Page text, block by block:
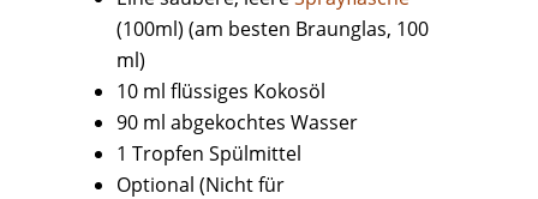
(100ml) (am besten Braunglas, 100
ml)
10 ml flüssiges Kokosöl
90 ml abgekochtes Wasser
1 Tropfen Spülmittel
Optional (Nicht für